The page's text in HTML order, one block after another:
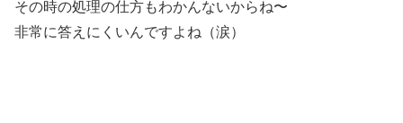
その時の処理の仕方もわかんないからね〜
非常に答えにくいんですよね（涙）